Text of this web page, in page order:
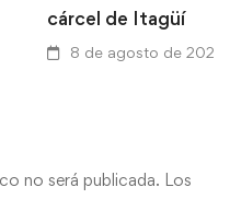
cárcel de Itagüí
8 de agosto de 2026
no será publicada. Los